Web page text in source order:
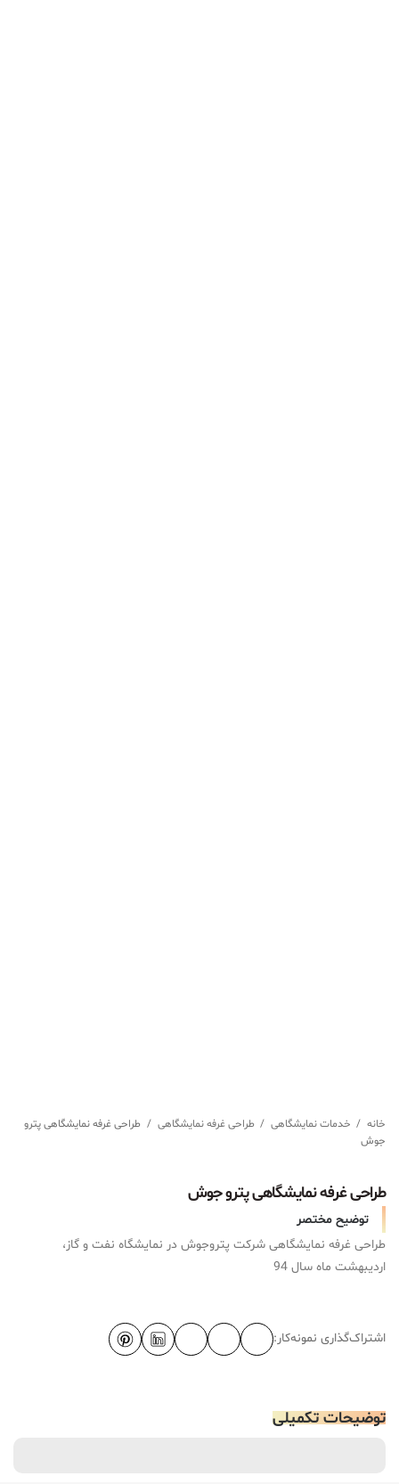
خانه / خدمات نمایشگاهی / طراحی غرفه نمایشگاهی / طراحی غرفه نمایشگاهی پترو
جوش
توضیح مختصر
طراحی غرفه نمایشگاهی پترو جوش
طراحی غرفه نمایشگاهی شرکت پتروجوش در نمایشگاه نفت و گاز،
اردیبهشت ماه سال 94
اشتراک‌گذاری نمونه‌کار:
توضیحات تکمیلی